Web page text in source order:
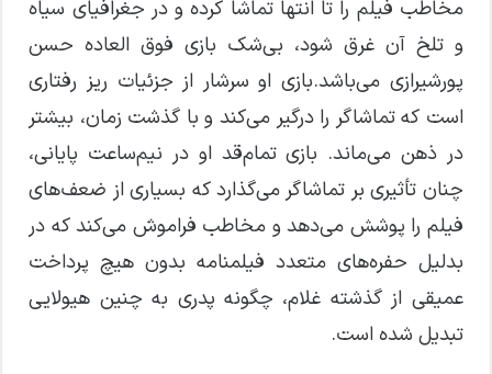
مخاطب فیلم را تا انتها تماشا کرده و در جغرافیای سیاه
و تلخ آن غرق شود، بی‌شک بازی فوق العاده حسن
پورشیرازی می‌باشد.بازی او سرشار از جزئیات ریز رفتاری
است که تماشاگر را درگیر می‌کند و با گذشت زمان، بیشتر
در ذهن می‌ماند. بازی تمام‌قد او در نیم‌ساعت پایانی،
چنان تأثیری بر تماشاگر می‌گذارد که بسیاری از ضعف‌های
فیلم را پوشش می‌دهد و مخاطب فراموش می‌کند که در
بدلیل حفره‌های متعدد فیلمنامه بدون هیچ پرداخت
عمیقی از گذشته غلام، چگونه پدری به چنین هیولایی
تبدیل شده است.